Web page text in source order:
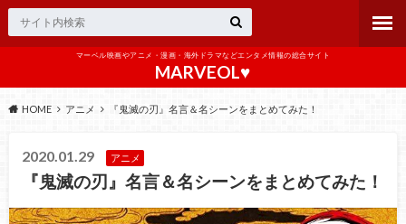
マーベル映画やアニメ・漫画・海外ドラマなどエンタメ情報の総合サイト
MARVEOL♥️
HOME アニメ 『鬼滅の刃』名言＆名シーンをまとめてみた！
2020.01.29 アニメ
『鬼滅の刃』名言＆名シーンをまとめてみた！